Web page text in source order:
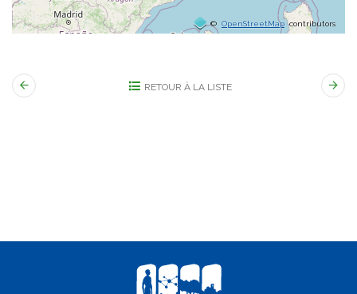
© OpenStreetMap contributors
RETOUR À LA LISTE